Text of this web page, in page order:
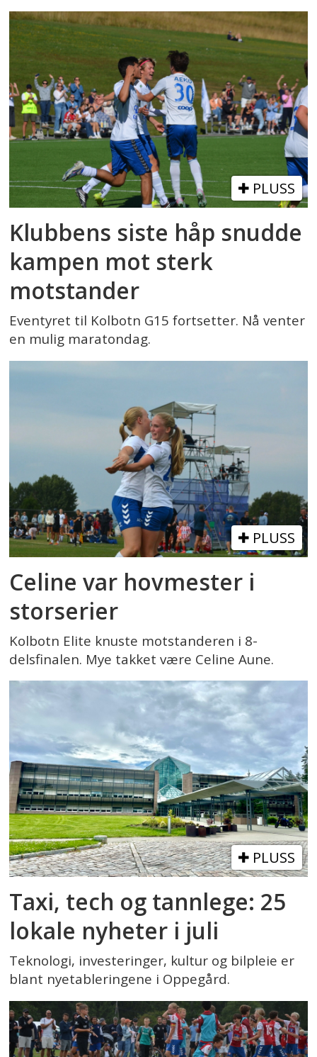
PLUSS
Klubbens siste håp snudde
kampen mot sterk
motstander
Eventyret til Kolbotn G15 fortsetter. Nå venter
en mulig maratondag.
PLUSS
Celine var hovmester i
storserier
Kolbotn Elite knuste motstanderen i 8-
delsfinalen. Mye takket være Celine Aune.
PLUSS
Taxi, tech og tannlege: 25
lokale nyheter i juli
Teknologi, investeringer, kultur og bilpleie er
blant nyetableringene i Oppegård.